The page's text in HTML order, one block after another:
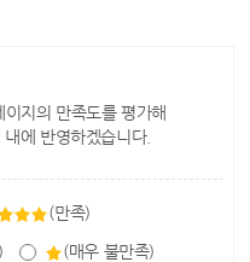
지의 만족도를 평가해
에 반영하겠습니다.
(만족)
(매우 불만족)